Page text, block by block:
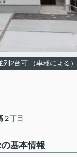
列2台可 （車種による）
２丁目
基本情報